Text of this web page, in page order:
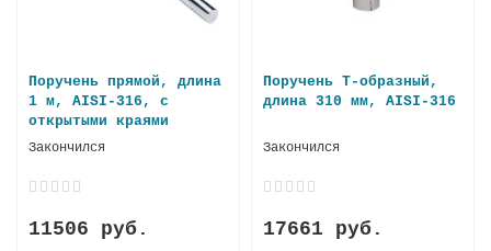
Поручень прямой, длина
1 м, AISI-316, с
открытыми краями
Закончился
11506 руб.
Поручень Т-образный,
длина 310 мм, AISI-316
Закончился
17661 руб.